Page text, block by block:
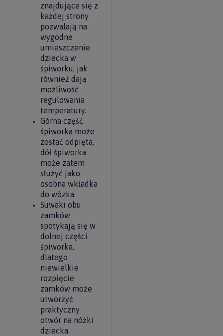
znajdujące się z
każdej strony
pozwalają na
wygodne
umieszczenie
dziecka w
śpiworku, jak
również dają
możliwość
regulowania
temperatury.
Górna część
śpiworka może
zostać odpięta,
dół śpiworka
może zatem
służyć jako
osobna wkładka
do wózka.
Suwaki obu
zamków
spotykają się w
dolnej części
śpiworka,
dlatego
niewielkie
rozpięcie
zamków może
utworzyć
praktyczny
otwór na nóżki
dziecka.